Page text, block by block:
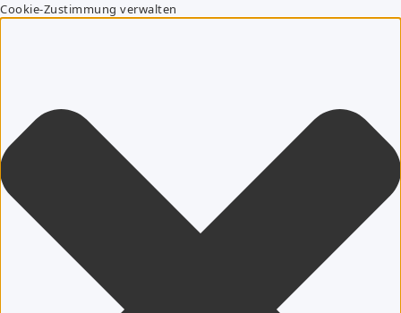
Cookie-Zustimmung verwalten